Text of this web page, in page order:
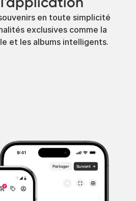
en toute simplicité
exclusives comme la
et les albums intelligents.